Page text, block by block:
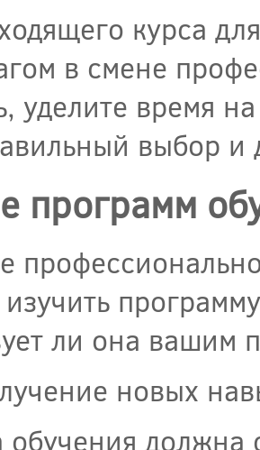
курса
в смене
уделите время
выбор и
программ
ли она вашим
новых
должна